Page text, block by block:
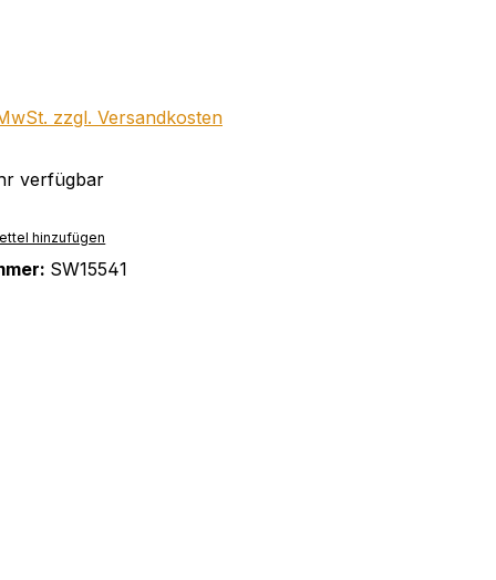
zzgl. Versandkosten
verfügbar
hinzufügen
SW15541